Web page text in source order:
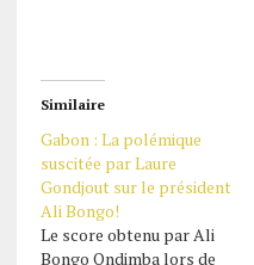
Similaire
Gabon : La polémique
suscitée par Laure
Gondjout sur le président
Ali Bongo!
Le score obtenu par Ali
Bongo Ondimba lors de